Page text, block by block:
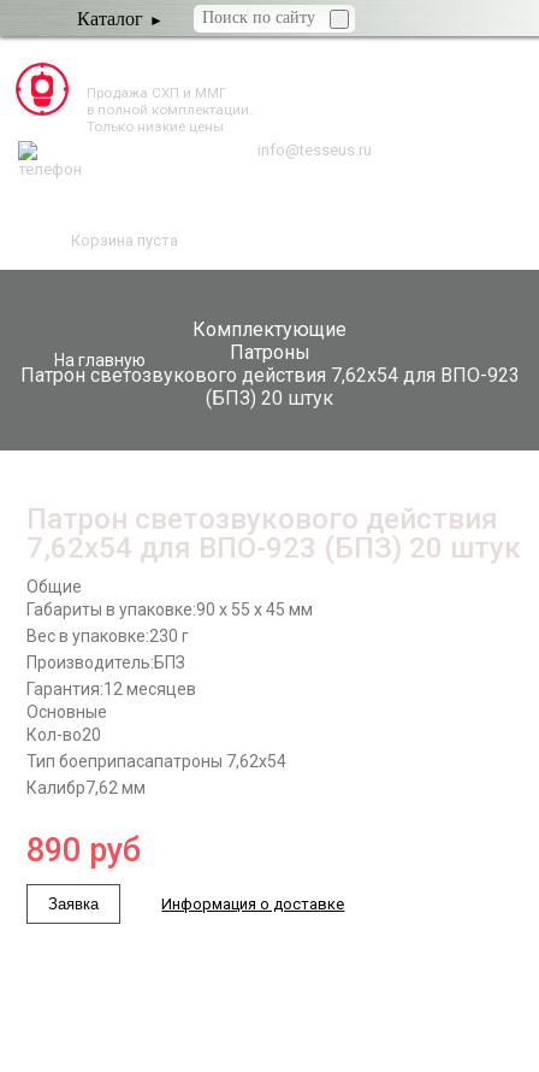
Каталог
Продажа СХП и ММГ
в полной комплектации.
Только низкие цены
info@tesseus.ru
Корзина пуста
Комплектующие
Патроны
Патрон светозвукового действия 7,62x54 для ВПО-923
(БПЗ) 20 штук
На главную
Патрон светозвукового действия
7,62x54 для ВПО-923 (БПЗ) 20 штук
Общие
Габариты в упаковке:90 x 55 x 45 мм
Вес в упаковке:230 г
Производитель:БПЗ
Гарантия:12 месяцев
Основные
Кол-во20
Тип боеприпасапатроны 7,62x54
Калибр7,62 мм
890 руб
Заявка Информация о доставке